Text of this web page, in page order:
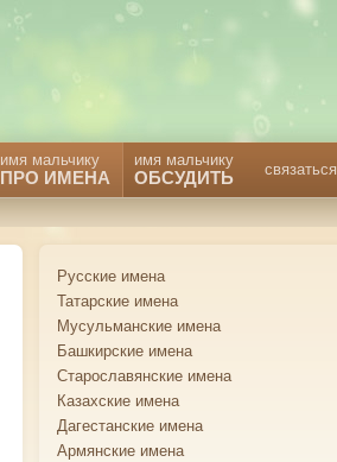
имя мальчику
ПРО ИМЕНА
имя мальчику
ОБСУДИТЬ связаться
Русские имена
Татарские имена
Мусульманские имена
Башкирские имена
Старославянские имена
Казахские имена
Дагестанские имена
Армянские имена